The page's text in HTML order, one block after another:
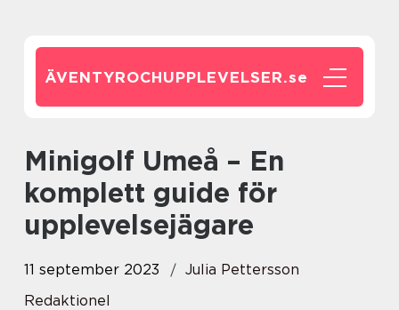
ÄVENTYROCHUPPLEVELSER.se
Minigolf Umeå – En
komplett guide för
upplevelsejägare
11 september 2023
Julia Pettersson
Redaktionel